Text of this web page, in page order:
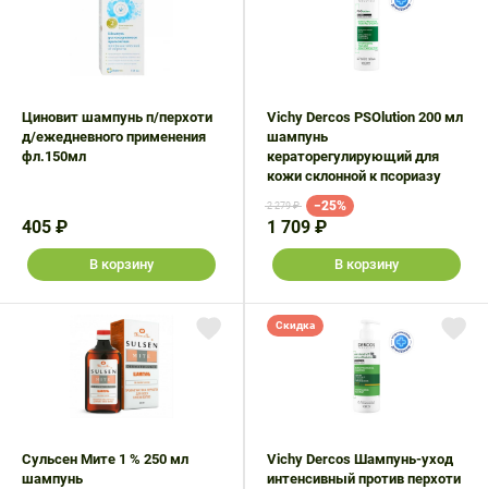
Циновит шампунь п/перхоти
д/ежедневного применения
фл.150мл
405 ₽
В корзину
Vichy Dercos PSOlution 200 мл
шампунь
кераторегулирующий для
кожи склонной к псориазу
2 279 ₽ −25%
1 709 ₽
В корзину
Сульсен Мите 1 % 250 мл
шампунь
Скидка
Vichy Dercos Шампунь-уход
интенсивный против перхоти
Противоаллергические
препараты
Противовоспалительные
Противогрибковые
препараты
Противоопухолевые
препараты
ПротивопаразитарныеРастительные
препараты
сосудистые
препараты
Система
обмена
веществ
Средства
от
алкоголизма
и курения
Стоматологические
препараты
Поливитаминные
комплексы
Пробиотики
Тонизирующие
Фиточай/